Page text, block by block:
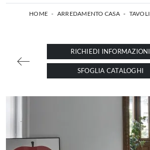
HOME - ARREDAMENTO CASA - TAVOLI
RICHIEDI INFORMAZIONI
SFOGLIA CATALOGHI